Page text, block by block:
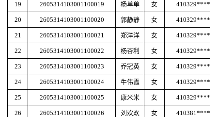
19 2605314103001100019 杨单单 女
20 2605314103001100020 郭静静 女
21 2605314103001100021 郑洋洋 女
22 2605314103001100022 杨杏利 女
23 2605314103001100023 乔冠英 女
24 2605314103001100024 牛伟霞 女
25 2605314103001100025 康米米 女
26 2605314103001100026 刘欢欢 女